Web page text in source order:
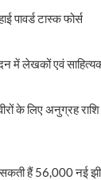
पावर्ड टास्क फोर्स
लेखकों एवं
के लिए अनुग्रह
हैं 56,000 नई